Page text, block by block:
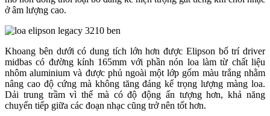
ở âm lượng cao.
Khoang bên dưới có dung tích lớn hơn được Elipson bố trí driver
midbas có đường kính 165mm với phần nón loa làm từ chất liệu
nhôm aluminium và được phủ ngoài một lớp gốm màu trắng nhằm
nâng cao độ cứng mà không tăng đáng kể trọng lượng màng loa.
Dải trung trầm vì thế mà có độ động ấn tượng hơn, khả năng
chuyển tiếp giữa các đoạn nhạc cũng trở nên tốt hơn.